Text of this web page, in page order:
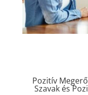
Pozitív
Szavak és